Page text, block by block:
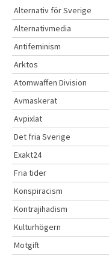
Alternativ för Sverige
Alternativmedia
Antifeminism
Arktos
Atomwaffen Division
Avmaskerat
Avpixlat
Det fria Sverige
Exakt24
Fria tider
Konspiracism
Kontrajihadism
Kulturhögern
Motgift